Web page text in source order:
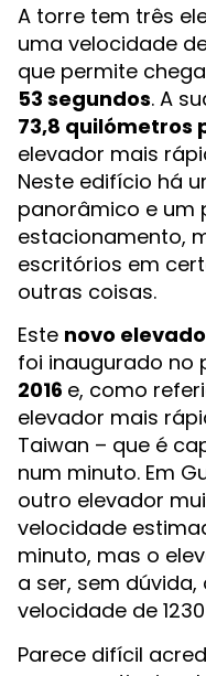
A torre tem três
uma velocidade
que permite
53 segundos. A
73,8 quilómetros
elevador mais
Neste edifício há
panorâmico e um
estacionamento,
escritórios em
outras coisas.
Este novo
foi inaugurado no
2016 e, como
elevador mais
Taiwan – que é
num minuto. Em
outro elevador
velocidade
minuto, mas o
a ser, sem
velocidade de
Parece difícil